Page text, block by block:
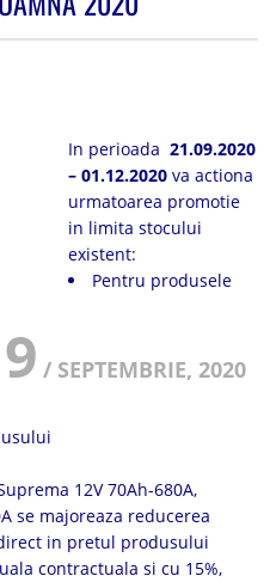
/ SEPTEMBRIE, 2020
In perioada 21.09.2020
– 01.12.2020 va actiona
urmatoarea promotie
in limita stocului
existent:
Pentru produsele
12V 70Ah-680A,
se majoreaza reducerea
in pretul produsului
contractuala si cu 15%,